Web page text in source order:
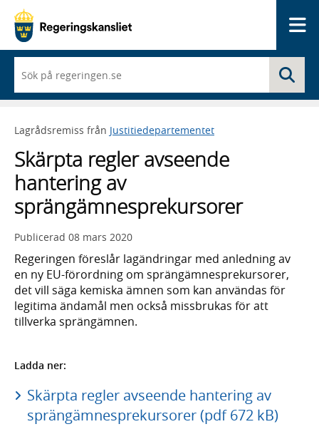
du
börjar
skriva
framträder
lista
med
sökförslag
Lagrådsremiss från Justitiedepartementet
Skärpta regler avseende
hantering av
sprängämnesprekursorer
Publicerad 08 mars 2020
Regeringen föreslår lagändringar med anledning av
en ny EU-förordning om sprängämnesprekursorer,
det vill säga kemiska ämnen som kan användas för
legitima ändamål men också missbrukas för att
tillverka sprängämnen.
Ladda ner:
Skärpta regler avseende hantering av
sprängämnesprekursorer (pdf 672 kB)